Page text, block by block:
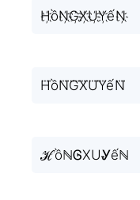
H҉ồN҉G҉X҉U҉Y҉ếN҉
H⃜ồN⃜G⃜X⃜U⃜Y⃜ếN⃜
ℋồℕᎶXUᎽếℕ